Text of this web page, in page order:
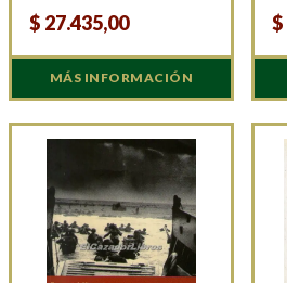
$ 27.435,00
MÁS INFORMACIÓN
$